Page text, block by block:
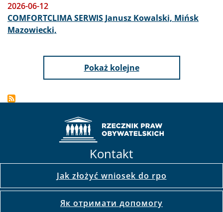
2026-06-12
COMFORTCLIMA SERWIS Janusz Kowalski, Mińsk
Mazowiecki,
Pokaż kolejne
Kontakt
Jak złożyć wniosek do rpo
Як отримати допомогу